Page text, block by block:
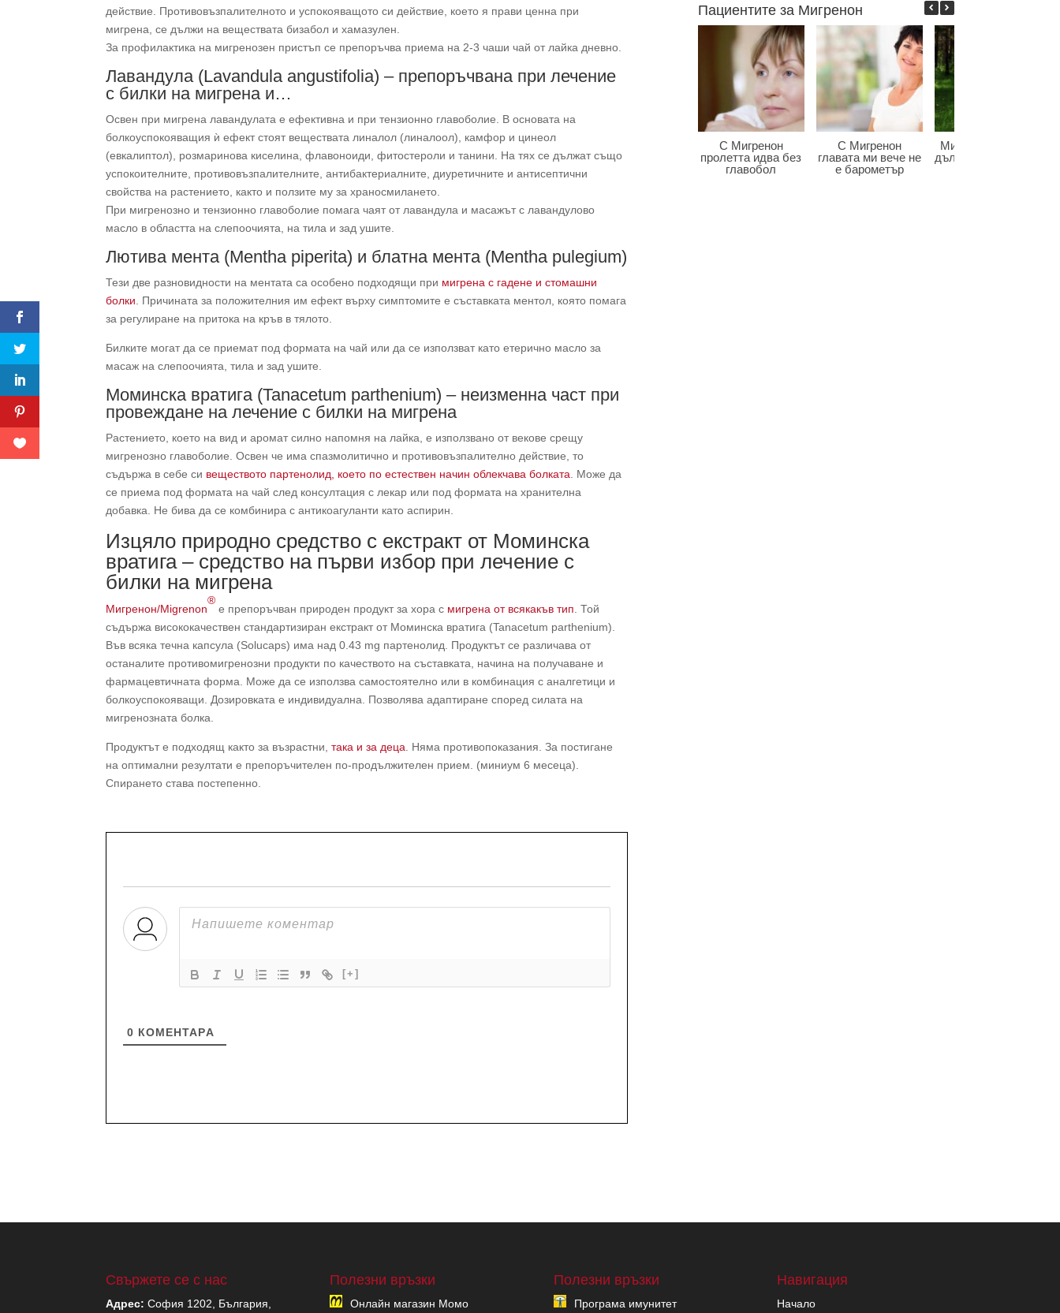
действие. Противовъзпалителното и успокояващото си действие, което я прави ценна при
мигрена, се дължи на веществата бизабол и хамазулен.
За профилактика на мигренозен пристъп се препоръчва приема на 2-3 чаши чай от лайка дневно.
Лавандула (Lavandula angustifolia) – препоръчвана при лечение
с билки на мигрена и…
Освен при мигрена лавандулата е ефективна и при тензионно главоболие. В основата на
болкоуспокояващия ѝ ефект стоят веществата линалол (линалоол), камфор и цинеол
(евкалиптол), розмаринова киселина, флавоноиди, фитостероли и танини. На тях се дължат също
успокоителните, противовъзпалителните, антибактериалните, диуретичните и антисептични
свойства на растението, както и ползите му за храносмилането.
При мигренозно и тензионно главоболие помага чаят от лавандула и масажът с лавандулово
масло в областта на слепоочията, на тила и зад ушите.
Лютива мента (Mentha piperita) и блатна мента (Mentha pulegium)
Тези две разновидности на ментата са особено подходящи при мигрена с гадене и стомашни
болки . Причината за положителния им ефект върху симптомите е съставката ментол, която помага
за регулиране на притока на кръв в тялото.
Билките могат да се приемат под формата на чай или да се използват като етерично масло за
масаж на слепоочията, тила и зад ушите.
Моминска вратига (Tanacetum parthenium) – неизменна част при
провеждане на лечение с билки на мигрена
Растението, което на вид и аромат силно напомня на лайка, е използвано от векове срещу
мигренозно главоболие. Освен че има спазмолитично и противовъзпалително действие, то
съдържа в себе си веществото партенолид, което по естествен начин облекчава болката . Може да
се приема под формата на чай след консултация с лекар или под формата на хранителна
добавка. Не бива да се комбинира с антикоагуланти като аспирин.
Изцяло природно средство с екстракт от Моминска
вратига – средство на първи избор при лечение с
билки на мигрена
Мигренон/Migrenon
®
е препоръчван природен продукт за хора с мигрена от всякакъв тип . Той
съдържа висококачествен стандартизиран екстракт от Моминска вратига (Tanacetum parthenium).
Във всяка течна капсула (Solucaps) има над 0.43 mg партенолид. Продуктът се различава от
останалите противомигренозни продукти по качеството на съставката, начина на получаване и
фармацевтичната форма. Може да се използва самостоятелно или в комбинация с аналгетици и
болкоуспокояващи. Дозировката е индивидуална. Позволява адаптиране според силата на
мигренозната болка.
Продуктът е подходящ както за възрастни,така и за деца . Няма противопоказания. За постигане
на оптимални резултати е препоръчителен по-продължителен прием. (миниум 6 месеца).
Спирането става постепенно.
[+]
0 КОМЕНТАРA
Пациентите за Мигренон
С Мигренон
пролетта идва без
главобол
С Мигренон
главата ми вече не
е барометър
Мигренон победи
дългогодишната ми
Свържете се с нас
Адрес: София 1202, България,
Полезни връзки
Онлайн магазин Момо
Полезни връзки
Програма имунитет
Навигация
Начало